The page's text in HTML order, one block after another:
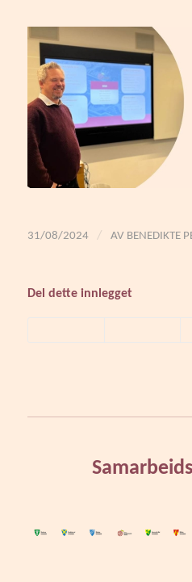
31/08/2024 / AV BENEDIKTE
Del dette innlegget